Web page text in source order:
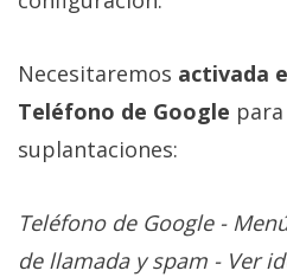
Necesitaremos activada
Teléfono de Google
suplantaciones:
Teléfono de Google -
de llamada y spam - Ver